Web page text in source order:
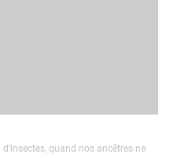
quand nos ancêtres ne